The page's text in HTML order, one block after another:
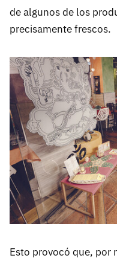
de algunos de los
precisamente frescos.
Esto provocó que, por